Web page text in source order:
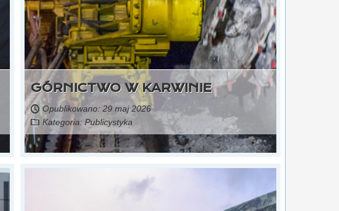
GÓRNICTWO W KARWINIE
Opublikowano: 29 maj 2026
Kategoria: Publicystyka